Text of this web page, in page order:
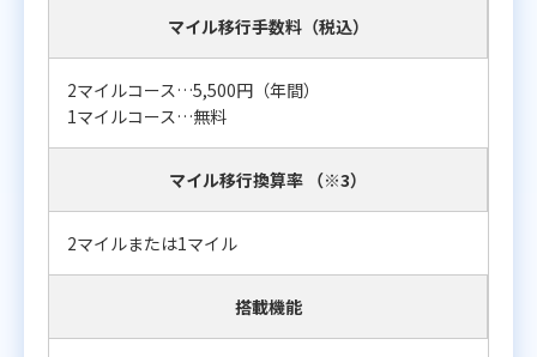
マイル移行手数料（税込）
2マイルコース…5,500円（年間）
1マイルコース…無料
マイル移行換算率 （※3）
2マイルまたは1マイル
搭載機能